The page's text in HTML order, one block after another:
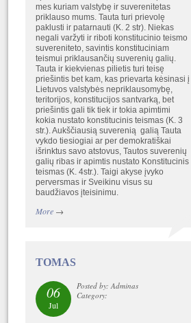
mes kuriam valstybę ir suverenitetas
priklauso mums. Tauta turi prievolę
paklusti ir patarnauti (K. 2 str). Niekas
negali varžyti ir riboti konstitucinio teismo
suvereniteto, savintis konstituciniam
teismui priklausančių suverenių galių.
Tauta ir kiekvienas pilietis turi teisę
priešintis bet kam, kas prievarta kėsinasi į
Lietuvos valstybės nepriklausomybę,
teritorijos, konstitucijos santvarką, bet
priešintis gali tik tiek ir tokia apimtimi
kokia nustato konstitucinis teismas (K. 3
str.). Aukščiausią suverenią galią Tauta
vykdo tiesiogiai ar per demokratiškai
išrinktus savo atstovus, Tautos suverenių
galių ribas ir apimtis nustato Konstitucinis
teismas (K. 4str.). Taigi akyse įvyko
perversmas ir Sveikinu visus su
baudžiavos įteisinimu.
More→
TOMAS
06
Jul
Posted by: Adminas
Category: